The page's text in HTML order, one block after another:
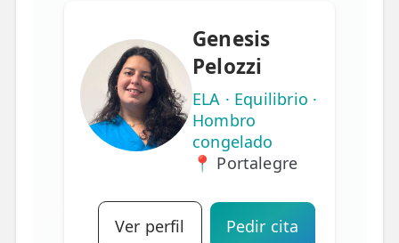
Genesis
Pelozzi
ELA · Equilibrio ·
Hombro
congelado
📍 Portalegre
Ver perfil Pedir cita